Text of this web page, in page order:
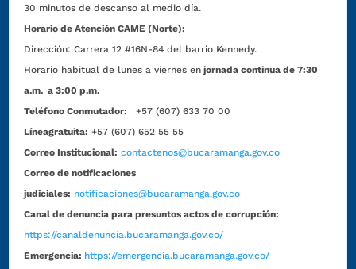
30 minutos de descanso al medio día.
Horario de Atención CAME (Norte):
Dirección:Carrera 12 #16N-84 del barrio Kennedy.
Horario habitual de lunes a viernes en jornada continua de 7:30
a.m. a 3:00 p.m.
Teléfono Conmutador:
+57 (607) 633 70 00
Líneagratuita: +57 (607) 652 55 55
Correo Institucional: contactenos@bucaramanga.gov.co
Correo de notificaciones
judiciales: notificaciones@bucaramanga.gov.co
Canal de denuncia para presuntos actos de corrupción:
https://canaldenuncia.bucaramanga.gov.co/
Emergencia: https://emergencia.bucaramanga.gov.co/